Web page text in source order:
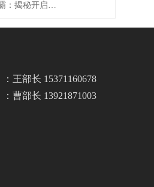
魔兽争霸：揭秘开启秘籍的绝妙方法
王部长 15371160678
曹部长 13921871003